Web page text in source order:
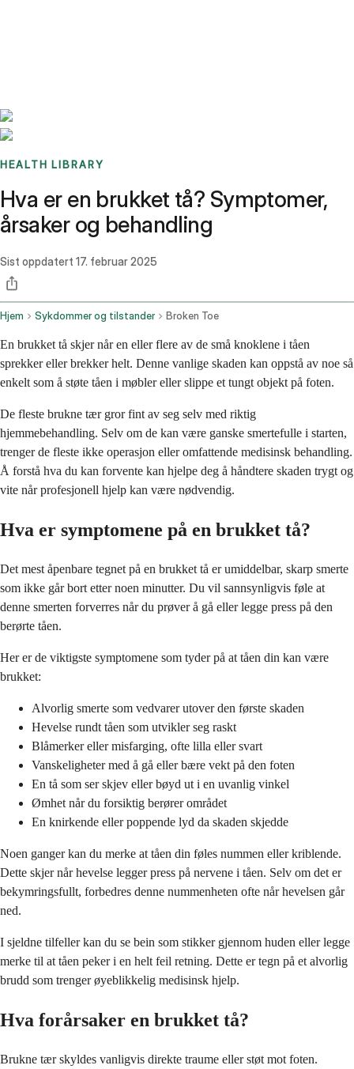
HEALTH LIBRARY
Hva er en brukket tå? Symptomer,
årsaker og behandling
Sist oppdatert 17. februar 2025
Hjem Sykdommer og tilstander Broken Toe
En brukket tå skjer når en eller flere av de små knoklene i tåen
sprekker eller brekker helt. Denne vanlige skaden kan oppstå av noe så
enkelt som å støte tåen i møbler eller slippe et tungt objekt på foten.
De fleste brukne tær gror fint av seg selv med riktig
hjemmebehandling. Selv om de kan være ganske smertefulle i starten,
trenger de fleste ikke operasjon eller omfattende medisinsk behandling.
Å forstå hva du kan forvente kan hjelpe deg å håndtere skaden trygt og
vite når profesjonell hjelp kan være nødvendig.
Hva er symptomene på en brukket tå?
Det mest åpenbare tegnet på en brukket tå er umiddelbar, skarp smerte
som ikke går bort etter noen minutter. Du vil sannsynligvis føle at
denne smerten forverres når du prøver å gå eller legge press på den
berørte tåen.
Her er de viktigste symptomene som tyder på at tåen din kan være
brukket:
Alvorlig smerte som vedvarer utover den første skaden
Hevelse rundt tåen som utvikler seg raskt
Blåmerker eller misfarging, ofte lilla eller svart
Vanskeligheter med å gå eller bære vekt på den foten
En tå som ser skjev eller bøyd ut i en uvanlig vinkel
Ømhet når du forsiktig berører området
En knirkende eller poppende lyd da skaden skjedde
Noen ganger kan du merke at tåen din føles nummen eller kriblende.
Dette skjer når hevelse legger press på nervene i tåen. Selv om det er
bekymringsfullt, forbedres denne nummenheten ofte når hevelsen går
ned.
I sjeldne tilfeller kan du se bein som stikker gjennom huden eller legge
merke til at tåen peker i en helt feil retning. Dette er tegn på et alvorlig
brudd som trenger øyeblikkelig medisinsk hjelp.
Hva forårsaker en brukket tå?
Brukne tær skyldes vanligvis direkte traume eller støt mot foten.